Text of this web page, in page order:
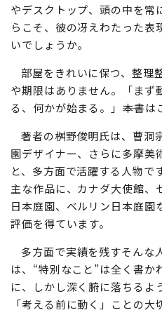
やデスクトップ、頭の中を常
らこそ、彼の冴えわたった表
いでしょうか。
部屋をきれいに保つ、整理
や期限はありません。「まず
る、何かが始まる。」――本書
著者の桝野俊明氏は、曹洞
園デザイナー、さらに多摩美
と、多方面で活躍する人物で
主な作品に、カナダ大使館、
日本庭園、ベルリン日本庭園
評価を得ています。
多方面で実績を残すそんな
は、“特別なこと”は全く書か
に、しかし深く腑に落ちるよ
「考える前に動く」ことの大